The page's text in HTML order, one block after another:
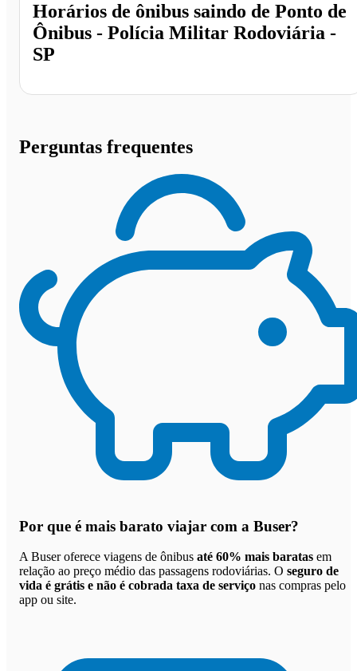
Horários de ônibus saindo de Ponto de
Ônibus - Polícia Militar Rodoviária -
SP
Perguntas frequentes
Por que é mais barato viajar com a Buser?
A Buser oferece viagens de ônibus até 60% mais baratas em
relação ao preço médio das passagens rodoviárias. O seguro de
vida é grátis e não é cobrada taxa de serviço nas compras pelo
app ou site.